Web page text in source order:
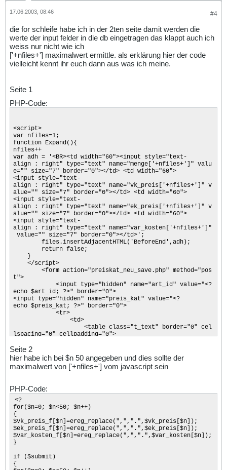
#4
17.06.2003, 08:46
die for schleife habe ich in der 2ten seite damit werden die
werte der input felder in die db eingetragen das klappt auch ich
weiss nur nicht wie ich
['+nfiles+'] maximalwert ermittle. als erklärung hier der code
vielleicht kennt ihr euch dann aus was ich meine.
Seite 1
PHP-Code:
<script>
var nfiles=1;
function Expand(){
nfiles++
var adh = '<BR><td width="60"><input style="text-
align : right" type="text" name="menge['+nfiles+']" valu
e="" size="7" border="0"></td> <td width="60">
<input style="text-
align : right" type="text" name="vk_preis['+nfiles+']" v
alue="" size="7" border="0"></td> <td width="60">
<input style="text-
align : right" type="text" name="ek_preis['+nfiles+']" v
alue="" size="7" border="0"></td> <td width="60">
<input style="text-
align : right" type="text" name="var_kosten['+nfiles+']"
value="" size="7" border="0"></td>';
files.insertAdjacentHTML('BeforeEnd',adh);
return false;
}
</script>
<form action="preiskat_neu_save.php" method="pos
t">
<input type="hidden" name="art_id" value="<?
echo $art_id; ?>" border="0">
<input type="hidden" name="preis_kat" value="<?
echo $preis_kat; ?>" border="0">
<tr>
<td>
<table class="t_text" border="0" cel
lspacing="0" cellpadding="0">
<td width="60">
<div align="center">
<b>Menge</b></div>
</td>
<b>VK</b></div>
</td>
<td width="60">
<div align="center">
<b>EK</b></div>
</td>
<td width="56">
<div align="center">
</td>
</tr>
Seite 2
hier habe ich bei $n 50 angegeben und dies sollte der
maximalwert von ['+nfiles+'] vom javascript sein
PHP-Code:
<?
for($n=0; $n<50; $n++)
{
$vk_preis_f[$n]=ereg_replace(",",".",$vk_preis[$n]);
$ek_preis_f[$n]=ereg_replace(",",".",$ek_preis[$n]);
$var_kosten_f[$n]=ereg_replace(",",".",$var_kosten[$n]);
}
if ($submit)
{